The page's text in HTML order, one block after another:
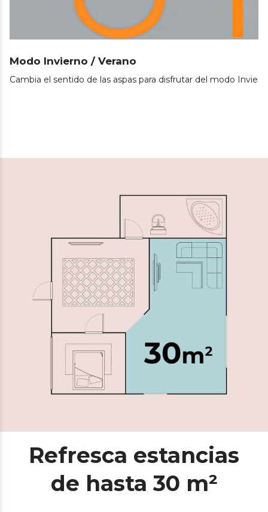
Modo Invierno / Verano
Cambia el sentido de las aspas para disfrutar del modo
Refresca estancias
de hasta 30 m²